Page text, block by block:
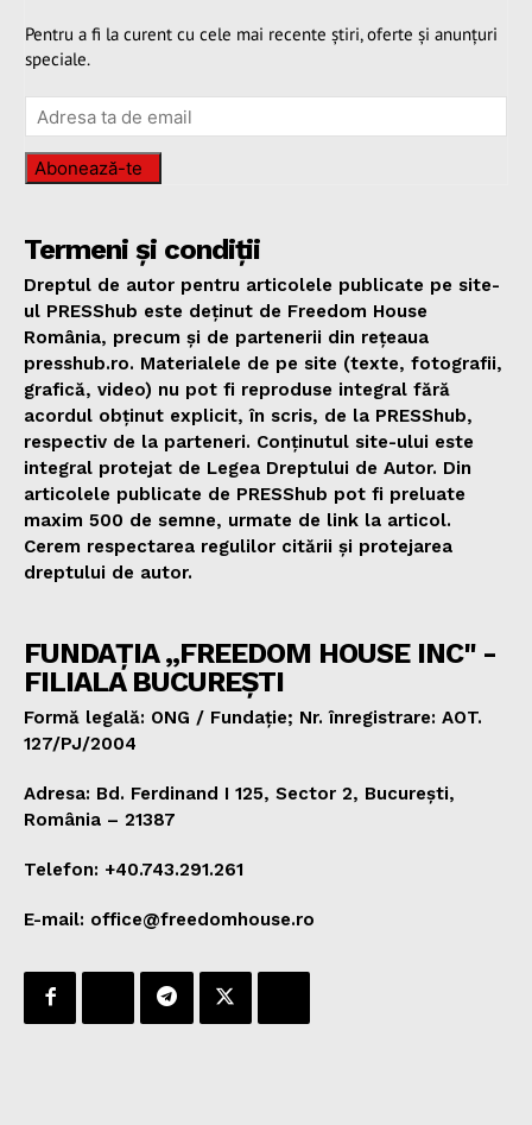
Pentru a fi la curent cu cele mai recente știri, oferte și anunțuri
speciale.
Abonează-te
Termeni și condiții
Dreptul de autor pentru articolele publicate pe site-
ul PRESShub este deținut de Freedom House
România, precum și de partenerii din rețeaua
presshub.ro. Materialele de pe site (texte, fotografii,
grafică, video) nu pot fi reproduse integral fără
acordul obținut explicit, în scris, de la PRESShub,
respectiv de la parteneri. Conținutul site-ului este
integral protejat de Legea Dreptului de Autor. Din
articolele publicate de PRESShub pot fi preluate
maxim 500 de semne, urmate de link la articol.
Cerem respectarea regulilor citării și protejarea
dreptului de autor.
FUNDAȚIA „FREEDOM HOUSE INC" -
FILIALA BUCUREȘTI
Formă legală: ONG / Fundație; Nr. înregistrare: AOT.
127/PJ/2004
Adresa: Bd. Ferdinand I 125, Sector 2, București,
România – 21387
Telefon: +40.743.291.261
E-mail: office@freedomhouse.ro